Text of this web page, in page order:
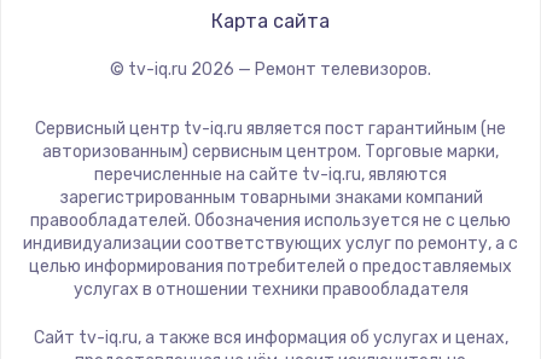
880 руб.
Заказать
Замена видеочипа
2745 руб.
Заказать
Замена северного моста
2600 руб.
Заказать
HITACHI
Yandex
National
iFFALCON
Tuvio
Nord
BenQ
Карта сайта
© tv-iq.ru 2026 — Ремонт телевизоров.
Сервисный центр tv-iq.ru является пост гарантийным (не
авторизованным) сервисным центром. Торговые марки,
перечисленные на сайте tv-iq.ru, являются
зарегистрированным товарными знаками компаний
правообладателей. Обозначения используется не с целью
индивидуализации соответствующих услуг по ремонту, а с
целью информирования потребителей о предоставляемых
услугах в отношении техники правообладателя
Сайт tv-iq.ru, а также вся информация об услугах и ценах,